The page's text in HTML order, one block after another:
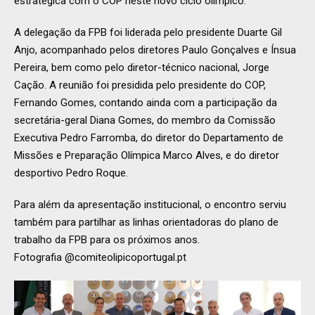
A delegação da FPB foi liderada pelo presidente Duarte Gil
Anjo, acompanhado pelos diretores Paulo Gonçalves e Ínsua
Pereira, bem como pelo diretor-técnico nacional, Jorge
Cação. A reunião foi presidida pelo presidente do COP,
Fernando Gomes, contando ainda com a participação da
secretária-geral Diana Gomes, do membro da Comissão
Executiva Pedro Farromba, do diretor do Departamento de
Missões e Preparação Olímpica Marco Alves, e do diretor
desportivo Pedro Roque.
Para além da apresentação institucional, o encontro serviu
também para partilhar as linhas orientadoras do plano de
trabalho da FPB para os próximos anos.
Fotografia @comiteolipicoportugal.pt